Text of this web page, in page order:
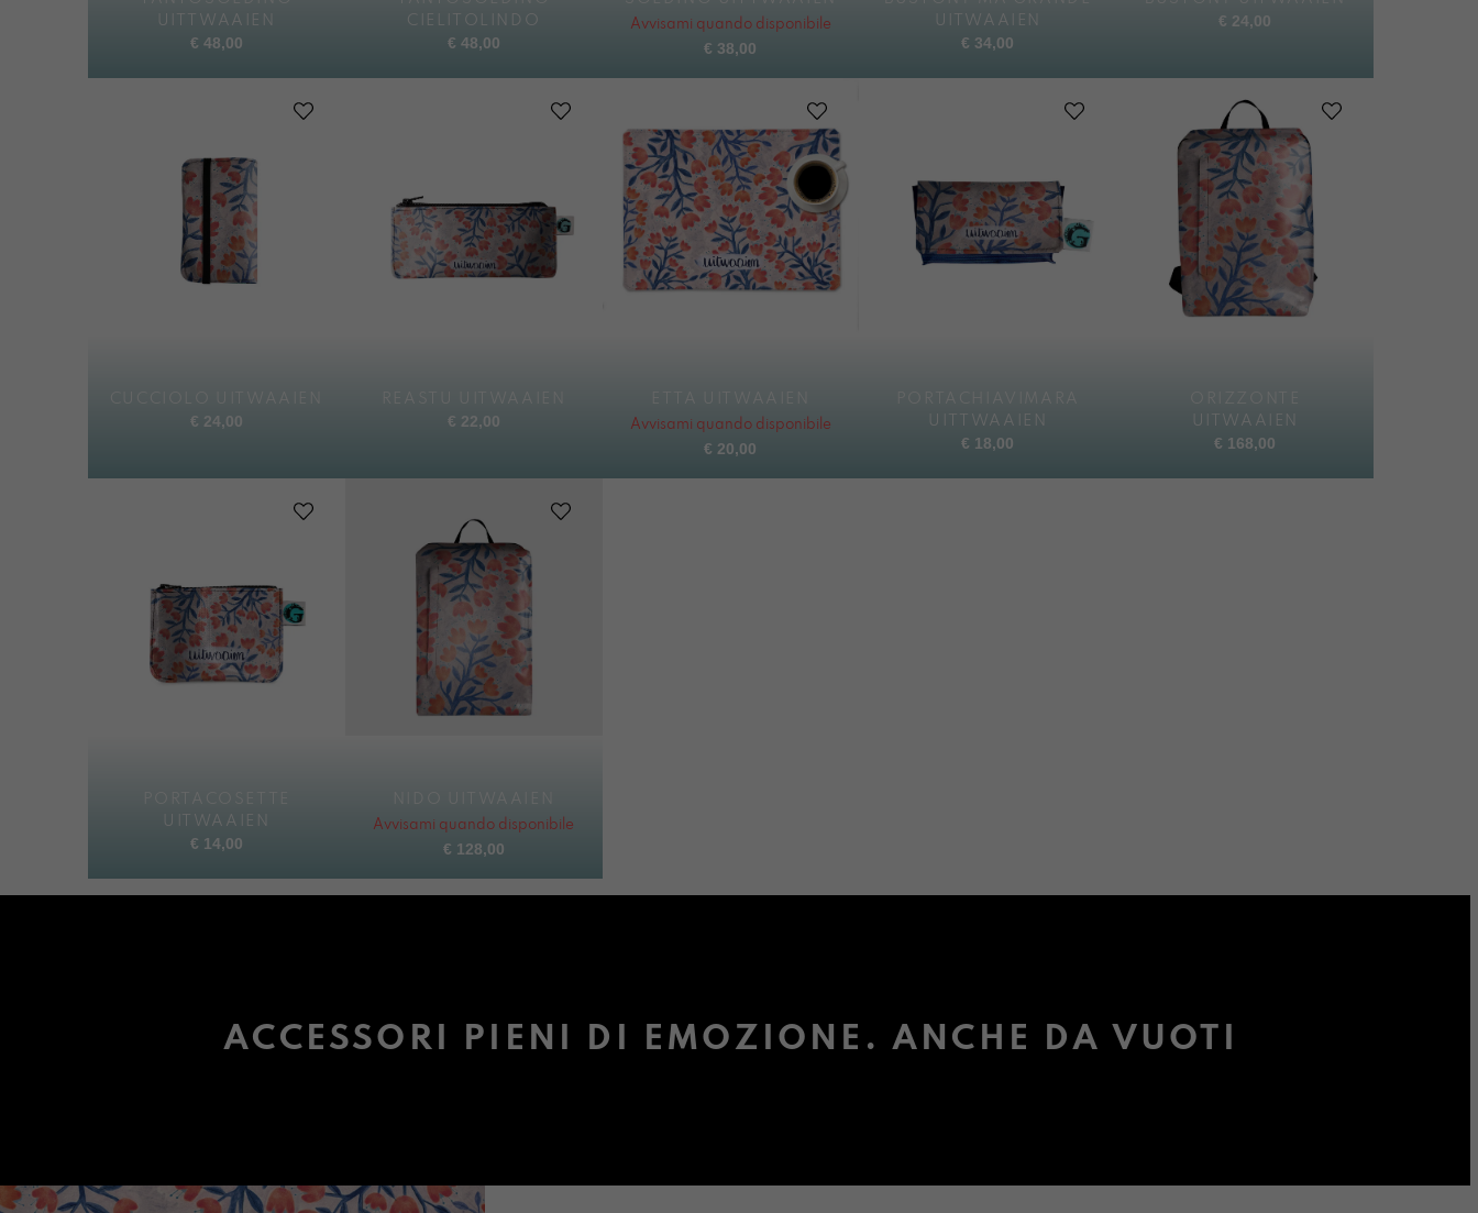
UITTWAAIEN
€ 48,00
CIELITOLINDO
€ 48,00
Avvisami quando disponibile
€ 38,00
UITWAAIEN
€ 34,00
€ 24,00
€ 24,00 € 22,00 Avvisami quando disponibile
€ 20,00
UITTWAAIEN
€ 18,00
UITWAAIEN
€ 168,00
UITWAAIEN
€ 14,00
Avvisami quando disponibile
€ 128,00
ACCESSORI PIENI DI EMOZIONE. ANCHE DA VUOTI